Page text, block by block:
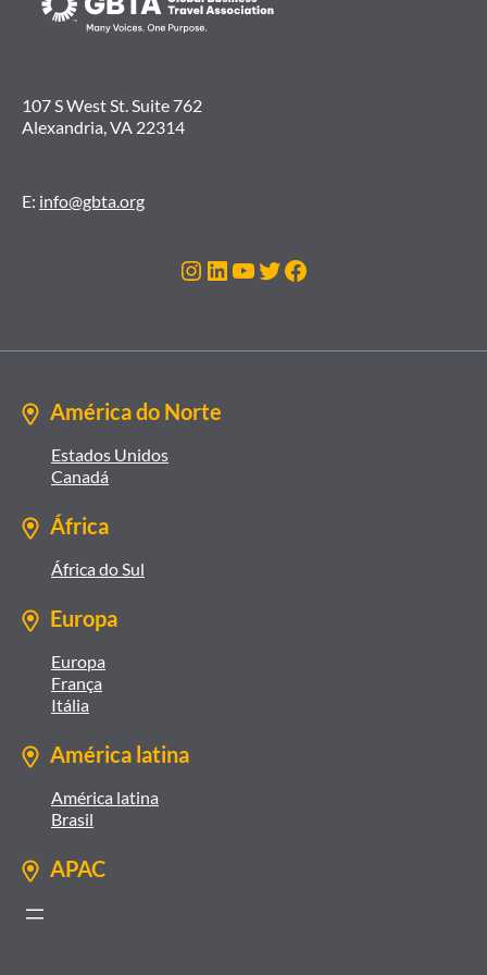
107 S West St. Suite 762
Alexandria, VA 22314
E: info@gbta.org
Instagram
LinkedIn
Youtube
Twitter
Facebook
América do Norte
Estados Unidos
Canadá
África
África do Sul
Europa
Europa
França
Itália
América latina
América latina
Brasil
APAC